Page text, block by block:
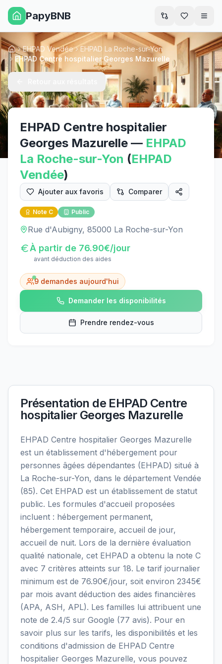
PapyBNB
AccueilEHPAD Vendée
EHPAD La Roche-sur-Yon
EHPAD Centre hospitalier Georges Mazurelle
EHPAD Centre hospitalier
Georges Mazurelle — EHPAD
La Roche-sur-Yon (EHPAD
Vendée)
Ajouter aux favoris Comparer
Note C Public
Rue d'Aubigny, 85000 La Roche-sur-Yon
À partir de 76.90€/jour
avant déduction des aides
9 demandes aujourd'hui
Demander les disponibilités
Prendre rendez-vous
Présentation de EHPAD Centre
hospitalier Georges Mazurelle
EHPAD Centre hospitalier Georges Mazurelle
est un établissement d'hébergement pour
personnes âgées dépendantes (EHPAD) situé à
La Roche-sur-Yon, dans le département Vendée
(85). Cet EHPAD est un établissement de statut
public. Les formules d'accueil proposées
incluent : hébergement permanent,
hébergement temporaire, accueil de jour,
accueil de nuit. Lors de la dernière évaluation
qualité nationale, cet EHPAD a obtenu la note C
avec 7 critères atteints sur 18. Le tarif journalier
minimum est de 76.90€/jour, soit environ 2345€
par mois avant déduction des aides financières
(APA, ASH, APL). Les familles lui attribuent une
note de 2.4/5 sur Google (77 avis). Pour en
savoir plus sur les tarifs, les disponibilités et les
conditions d'admission de EHPAD Centre
hospitalier Georges Mazurelle, vous pouvez